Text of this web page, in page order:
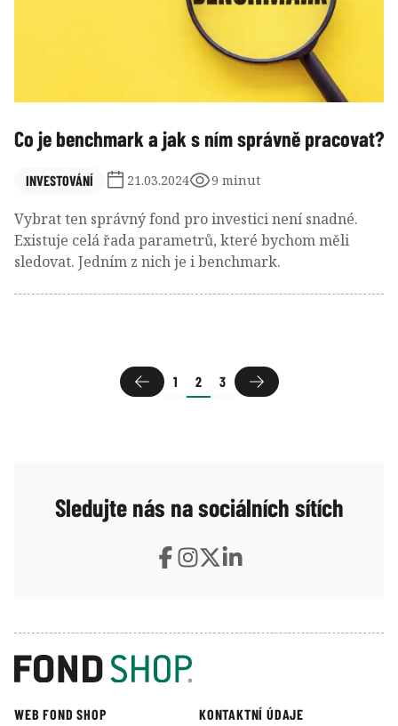
Co je benchmark a jak s ním správně pracovat?
INVESTOVÁNÍ 21.03.2024 9 minut
Vybrat ten správný fond pro investici není snadné.
Existuje celá řada parametrů, které bychom měli
sledovat. Jedním z nich je i benchmark.
1 2 3
Sledujte nás na sociálních sítích
WEB FOND SHOP KONTAKTNÍ ÚDAJE